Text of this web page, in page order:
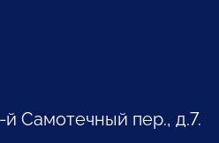
й Самотечный пер., д.7.